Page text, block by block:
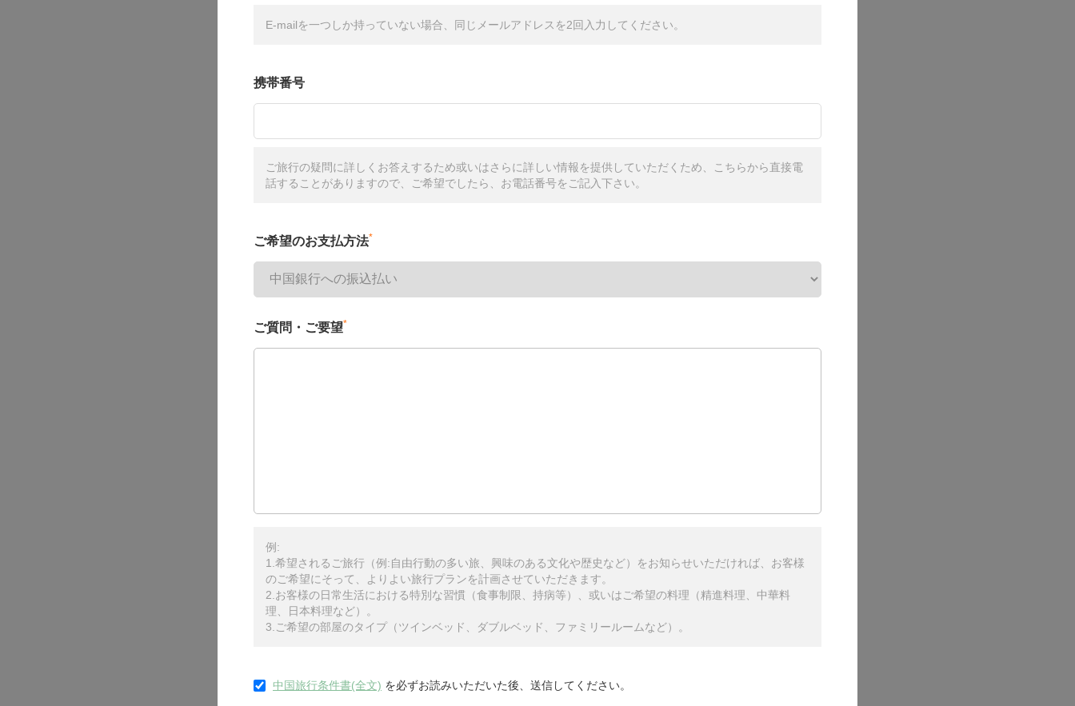
E-mailを一つしか持っていない場合、同じメールアドレスを2回入力してください。
携帯番号
ご旅行の疑問に詳しくお答えするため或いはさらに詳しい情報を提供していただくため、こちらから直接電
話することがありますので、ご希望でしたら、お電話番号をご記入下さい。
ご希望のお支払方法*
ご質問・ご要望*
例:
1.希望されるご旅行（例:自由行動の多い旅、興味のある文化や歴史など）をお知らせいただければ、お客様
のご希望にそって、よりよい旅行プランを計画させていただきます。
2.お客様の日常生活における特別な習慣（食事制限、持病等）、或いはご希望の料理（精進料理、中華料
理、日本料理など）。
3.ご希望の部屋のタイプ（ツインベッド、ダブルベッド、ファミリールームなど）。
中国旅行条件書(全文) を必ずお読みいただいた後、送信してください。